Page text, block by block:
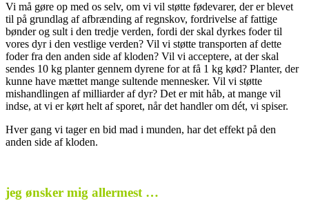
Vi må gøre op med os selv, om vi vil støtte fødevarer, der er blevet
til på grundlag af afbrænding af regnskov, fordrivelse af fattige
bønder og sult i den tredje verden, fordi der skal dyrkes foder til
vores dyr i den vestlige verden? Vil vi støtte transporten af dette
foder fra den anden side af kloden? Vil vi acceptere, at der skal
sendes 10 kg planter gennem dyrene for at få 1 kg kød? Planter, der
kunne have mættet mange sultende mennesker. Vil vi støtte
mishandlingen af milliarder af dyr? Det er mit håb, at mange vil
indse, at vi er kørt helt af sporet, når det handler om dét, vi spiser.
Hver gang vi tager en bid mad i munden, har det effekt på den
anden side af kloden.
jeg ønsker mig allermest …